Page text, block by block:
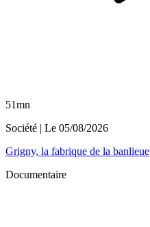
51mn
Société | Le 05/08/2026
Grigny, la fabrique de la banlieue
Documentaire